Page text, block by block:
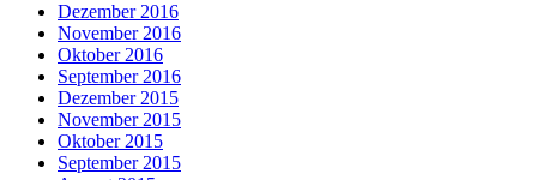
Dezember 2016
November 2016
Oktober 2016
September 2016
Dezember 2015
November 2015
Oktober 2015
September 2015